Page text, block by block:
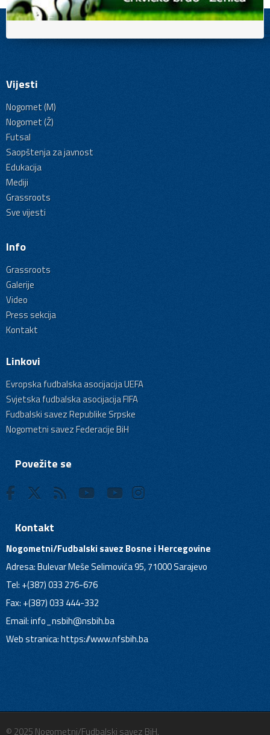
Vijesti
Nogomet (M)
Nogomet (Ž)
Futsal
Saopštenja za javnost
Edukacija
Mediji
Grassroots
Sve vijesti
Info
Grassroots
Galerije
Video
Press sekcija
Kontakt
Linkovi
Evropska fudbalska asocijacija UEFA
Svjetska fudbalska asocijacija FIFA
Fudbalski savez Republike Srpske
Nogometni savez Federacije BiH
Povežite se
Kontakt
Nogometni/Fudbalski savez Bosne i Hercegovine
Adresa: Bulevar Meše Selimovića 95, 71000 Sarajevo
Tel: +(387) 033 276-676
Fax: +(387) 033 444-332
Email:info_nsbih@nsbih.ba
Web stranica: https://www.nfsbih.ba
© 2025 Nogometni/Fudbalski savez BiH.